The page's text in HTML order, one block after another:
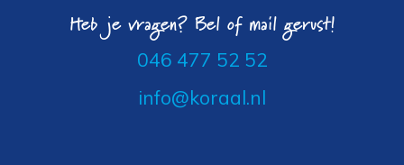
Heb je vragen? Bel of mail gerust!
046 477 52 52
info@koraal.nl